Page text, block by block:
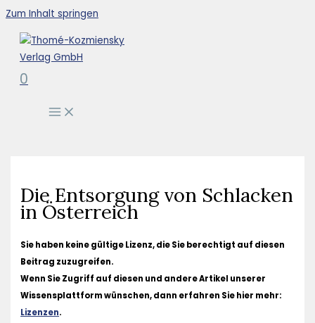
Zum Inhalt springen
0
Die Entsorgung von Schlacken
in Österreich
Sie haben keine gültige Lizenz, die Sie berechtigt auf diesen
Beitrag zuzugreifen.
Wenn Sie Zugriff auf diesen und andere Artikel unserer
Wissensplattform wünschen, dann erfahren Sie hier mehr:
Lizenzen.